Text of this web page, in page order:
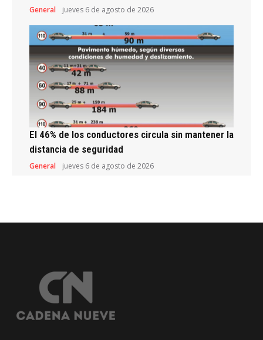
General jueves 6 de agosto de 2026
El 46% de los conductores circula sin mantener la
distancia de seguridad
General jueves 6 de agosto de 2026